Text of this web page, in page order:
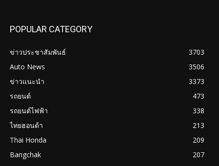
POPULAR CATEGORY
ข่าวประชาสัมพันธ์
3703
Auto News
3506
ข่าวแนะนำ
3373
รถยนต์
473
รถยนต์ไฟฟ้า
338
ไทยฮอนด้า
213
Thai Honda
209
Bangchak
207